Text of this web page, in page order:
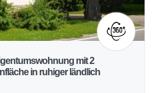
mit 2
in ruhiger ländlich